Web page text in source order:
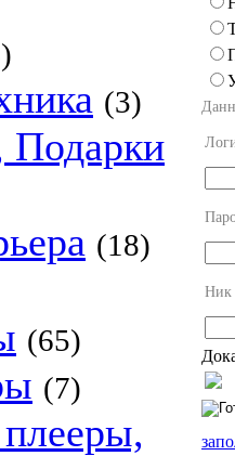
(3)
Подарки
(18)
(65)
(7)
Ник